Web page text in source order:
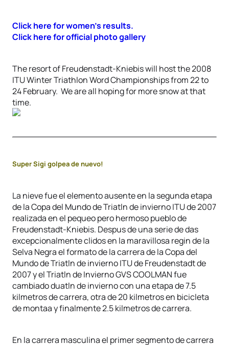
Click here for women’s results.
Click here for official photo gallery
The resort of Freudenstadt-Kniebis will host the 2008
ITU Winter Triathlon Word Championships from 22 to
24 February. We are all hoping for more snow at that
time.
Super Sigi golpea de nuevo!
La nieve fue el elemento ausente en la segunda etapa
de la Copa del Mundo de Triatln de invierno ITU de 2007
realizada en el pequeo pero hermoso pueblo de
Freudenstadt-Kniebis. Despus de una serie de das
excepcionalmente clidos en la maravillosa regin de la
Selva Negra el formato de la carrera de la Copa del
Mundo de Triatln de invierno ITU de Freudenstadt de
2007 y el Triatln de Invierno GVS COOLMAN fue
cambiado duatln de invierno con una etapa de 7.5
kilmetros de carrera, otra de 20 kilmetros en bicicleta
de montaa y finalmente 2.5 kilmetros de carrera.
En la carrera masculina el primer segmento de carrera